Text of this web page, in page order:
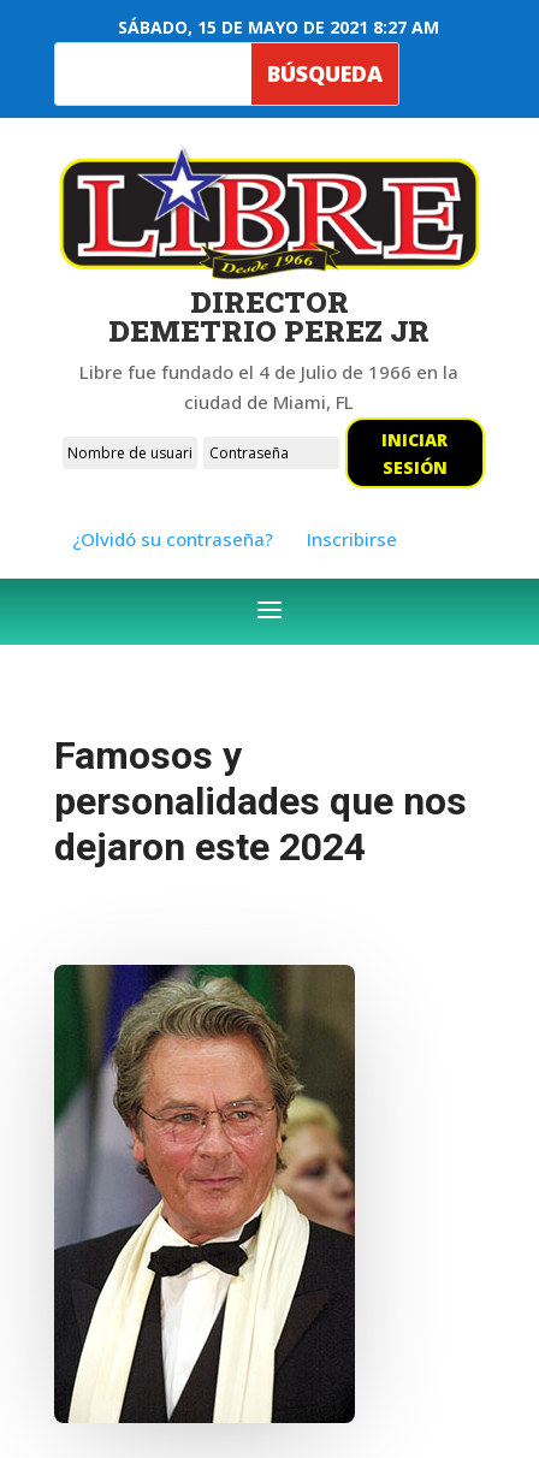
SÁBADO, 15 DE MAYO DE 2021 8:27 AM
DIRECTOR
DEMETRIO PEREZ JR
Libre fue fundado el 4 de Julio de 1966 en la
ciudad de Miami, FL
INICIAR
SESIÓN
¿Olvidó su contraseña? Inscribirse
Famosos y
personalidades que nos
dejaron este 2024